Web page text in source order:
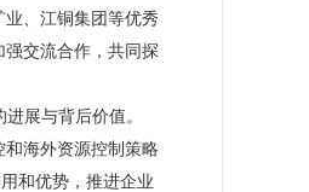
、江铜集团等优秀
交流合作，共同探
展与背后价值。
海外资源控制策略
和优势，推进企业